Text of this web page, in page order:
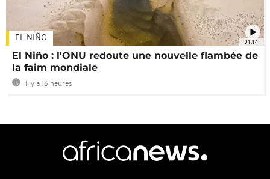
01:14
EL NIÑO
El Niño : l'ONU redoute une nouvelle flambée de
la faim mondiale
Il y a 16 heures